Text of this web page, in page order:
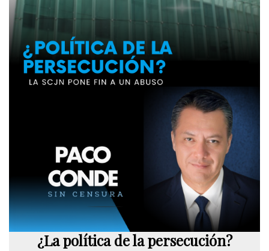
¿La política de la persecución?